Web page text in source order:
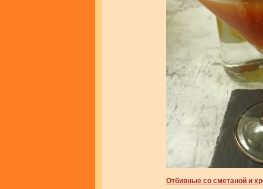
Отбивные со сметаной и